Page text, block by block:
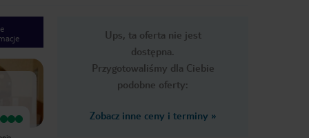
Ups, ta oferta nie jest
dostępna.
Przygotowaliśmy dla Ciebie
podobne oferty:
Zobacz inne ceny i terminy »
Next slide
1/40
Wyjątkowy